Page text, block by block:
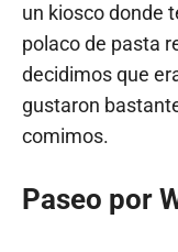
un kiosco donde
polaco de pasta
decidimos que
gustaron
comimos.
Paseo por